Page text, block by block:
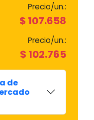
Precio/un.:
$ 107.658
Precio/un.:
$ 102.765
de